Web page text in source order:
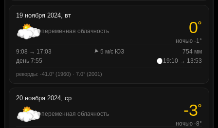
19 ноября 2024, вт
переменная облачность 0°
ночью -1°
9:08 → 17:03
5 м/с ЮЗ
754 мм
день 7:55
19:10 → 13:53
рекорды: -41.0° (1960) · 7.0° (2001)
20 ноября 2024, ср
переменная облачность -3°
ночью -8°